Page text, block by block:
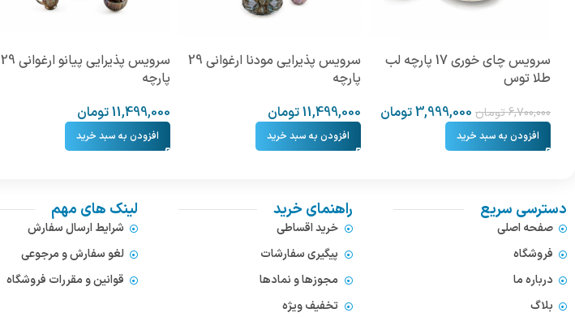
سرویس چای خوری 17 پارچه لب
طلا توس
6,700,000تومان 3,999,000تومان
افزودن به سبد خرید
سرویس پذیرایی مودنا ارغوانی 29
پارچه
11,499,000تومان
افزودن به سبد خرید
سرویس پذیرایی پیانو ارغوانی 29
پارچه
11,499,000تومان
افزودن به سبد خرید
دسترسی سریع
صفحه اصلی
فروشگاه
درباره ما
بلاگ
راهنمای خرید
خرید اقساطی
پیگیری سفارشات
مجوزها و نمادها
تخفیف ویژه
لینک های مهم
شرایط ارسال سفارش
لغو سفارش و مرجوعی
قوانین و مقررات فروشگاه